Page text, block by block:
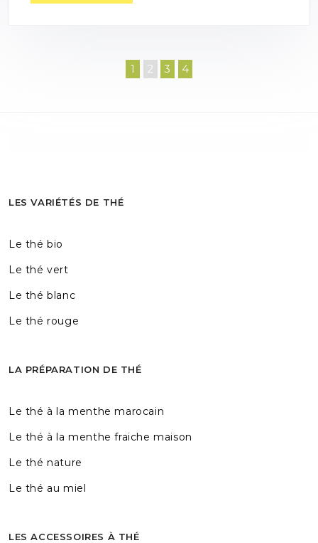
1 2 3 4
LES VARIÉTÉS DE THÉ
Le thé bio
Le thé vert
Le thé blanc
Le thé rouge
LA PRÉPARATION DE THÉ
Le thé à la menthe marocain
Le thé à la menthe fraiche maison
Le thé nature
Le thé au miel
LES ACCESSOIRES À THÉ